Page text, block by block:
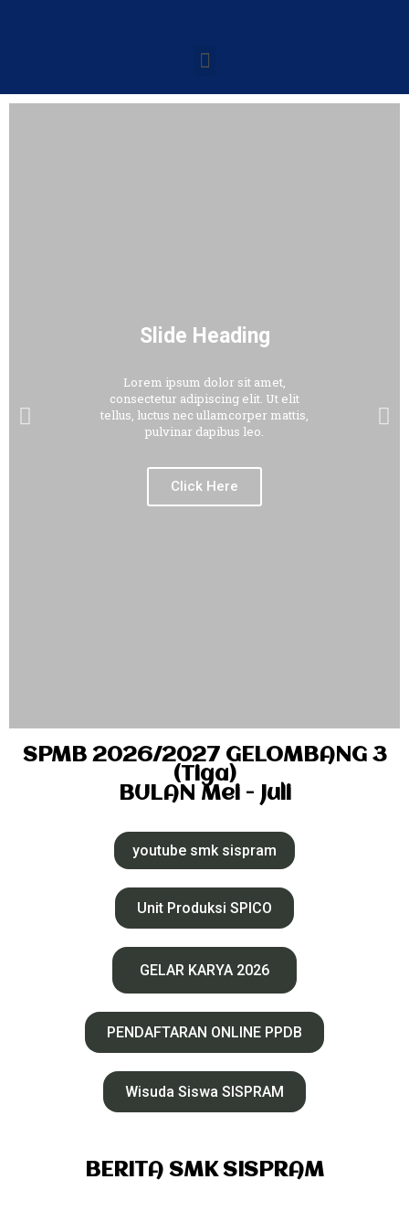
Slide Heading
Lorem ipsum dolor sit amet,
consectetur adipiscing elit. Ut elit
tellus, luctus nec ullamcorper mattis,
pulvinar dapibus leo.
Click Here
SPMB 2026/2027 GELOMBANG 3
(Tiga)
BULAN Mei - Juli
youtube smk sispram
Unit Produksi SPICO
GELAR KARYA 2026
PENDAFTARAN ONLINE PPDB
Wisuda Siswa SISPRAM
BERITA SMK SISPRAM